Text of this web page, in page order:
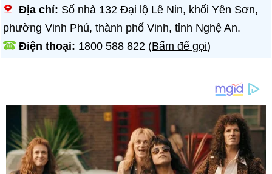
Địa chỉ: Số nhà 132 Đại lộ Lê Nin, khối Yên Sơn,
phường Vinh Phú, thành phố Vinh, tỉnh Nghệ An.
Điện thoại: 1800 588 822 (Bấm để gọi)